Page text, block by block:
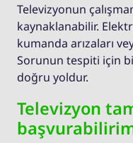
Televizyonun
kaynaklanabilir.
kumanda arızaları
Sorunun tespiti için
doğru yoldur.
Televizyon